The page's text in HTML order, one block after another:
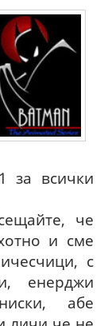
за всички
че
и сме
с
енерджи
абе